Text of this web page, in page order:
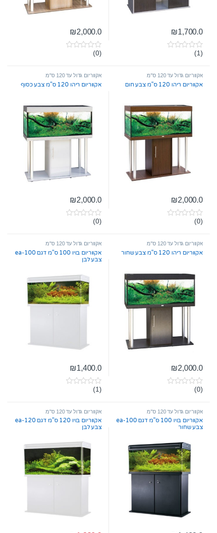
₪1,700.0
0
t
o
f
(1)
₪2,000.0
0
t
o
f
(0)
אקווריום גדול עד 120 ס"מ
אקווריום ריהו 120 ס”מ צבע חום
₪2,000.0
0
t
f
(0)
אקווריום גדול עד 120 ס"מ
אקווריום ריהו 120 ס”מ צבע כסוף
₪2,000.0
0
t
f
5
(0)
אקווריום גדול עד 120 ס"מ
אקווריום ריהו 120 ס”מ צבע שחור
₪2,000.0
0
t
o
f
5
(0)
אקווריום גדול עד 120 ס"מ
אקווריום בויו 100 ס”מ דגם ea-100
צבע לבן
₪1,400.0
0
t
o
f
5
(1)
אקווריום גדול עד 120 ס"מ
אקווריום בויו 100 ס”מ דגם ea-100
צבע שחור
אקווריום גדול עד 120 ס"מ
אקווריום בויו 120 ס”מ דגם ea-120
צבע לבן